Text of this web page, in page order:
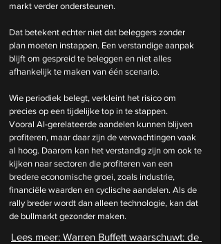
markt verder ondersteunen.
Dat betekent echter niet dat beleggers zonder
plan moeten instappen. Een verstandige aanpak
blijft om gespreid te beleggen en niet alles
afhankelijk te maken van één scenario.
Wie periodiek belegt, verkleint het risico om
precies op een tijdelijke top in te stappen.
Vooral AI-gerelateerde aandelen kunnen blijven
profiteren, maar daar zijn de verwachtingen vaak
al hoog. Daarom kan het verstandig zijn om ook te
kijken naar sectoren die profiteren van een
bredere economische groei, zoals industrie,
financiële waarden en cyclische aandelen. Als de
rally breder wordt dan alleen technologie, kan dat
de bullmarkt gezonder maken.
Lees meer: Warren Buffett waarschuwt: de